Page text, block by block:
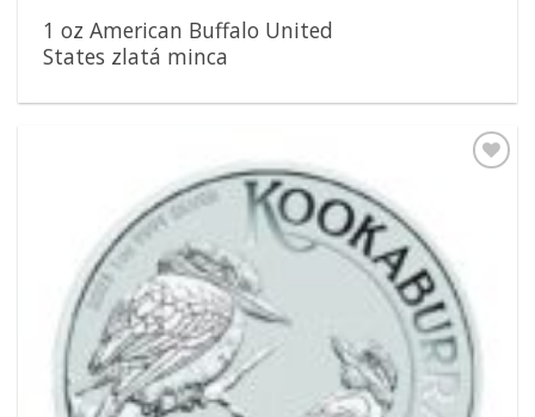
1 oz American Buffalo United
States zlatá minca